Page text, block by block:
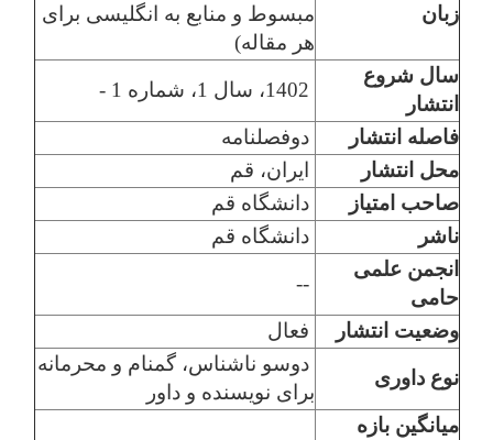
زبان
مبسوط و منابع به انگلیسی برای
هر مقاله)
سال شروع
انتشار
فاصله انتشار
دوفصلنامه
محل انتشار
ایران، قم
صاحب امتیاز
دانشگاه قم
ناشر
دانشگاه قم
انجمن علمی
حامی
--
وضعیت انتشار فعال
نوع داوری
دوسو ناشناس، گمنام و محرمانه
برای نویسنده و داور
میانگین بازه